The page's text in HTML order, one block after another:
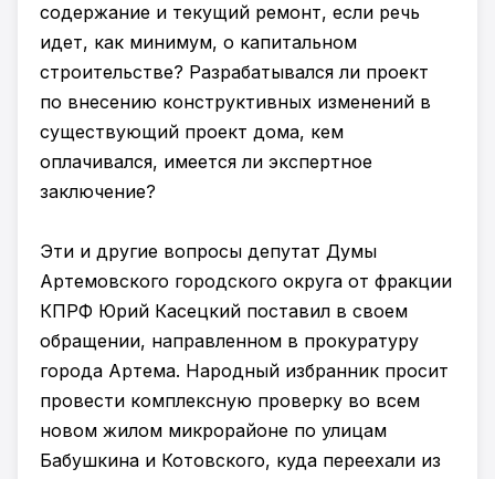
содержание и текущий ремонт, если речь
идет, как минимум, о капитальном
строительстве? Разрабатывался ли проект
по внесению конструктивных изменений в
существующий проект дома, кем
оплачивался, имеется ли экспертное
заключение?
Эти и другие вопросы депутат Думы
Артемовского городского округа от фракции
КПРФ Юрий Касецкий поставил в своем
обращении, направленном в прокуратуру
города Артема. Народный избранник просит
провести комплексную проверку во всем
новом жилом микрорайоне по улицам
Бабушкина и Котовского, куда переехали из